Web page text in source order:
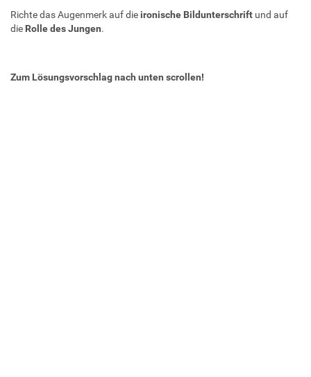
Richte das Augenmerk auf dieironische Bildunterschrift und auf
die Rolle des Jungen.
Zum Lösungsvorschlag nach unten scrollen!